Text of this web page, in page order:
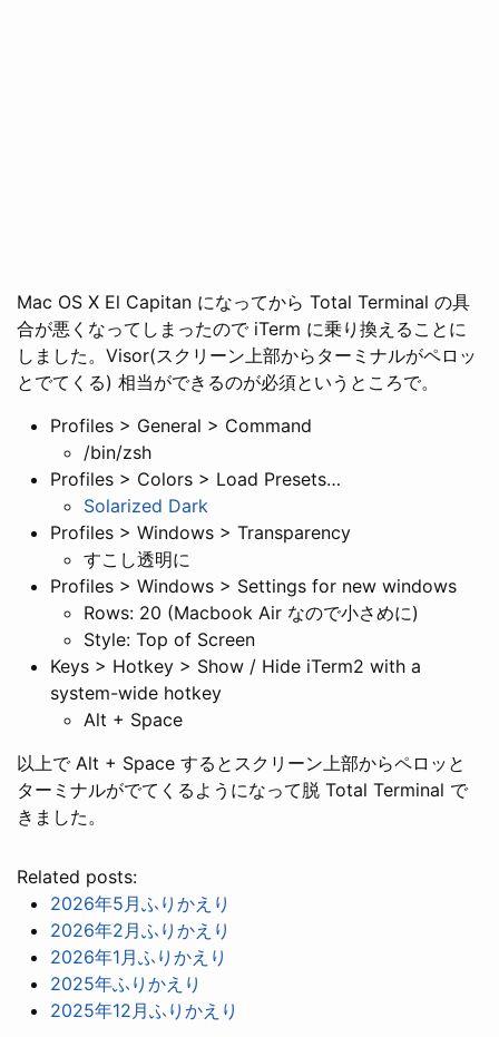
Mac OS X El Capitan になってから Total Terminal の具
合が悪くなってしまったので iTerm に乗り換えることに
しました。Visor(スクリーン上部からターミナルがペロッ
とでてくる) 相当ができるのが必須というところで。
Profiles > General > Command
/bin/zsh
Profiles > Colors > Load Presets…
Solarized Dark
Profiles > Windows > Transparency
すこし透明に
Profiles > Windows > Settings for new windows
Rows: 20 (Macbook Air なので小さめに)
Style: Top of Screen
Keys > Hotkey > Show / Hide iTerm2 with a
system-wide hotkey
Alt + Space
以上で Alt + Space するとスクリーン上部からペロッと
ターミナルがでてくるようになって脱 Total Terminal で
きました。
Related posts:
2026年5月ふりかえり
2026年2月ふりかえり
2026年1月ふりかえり
2025年ふりかえり
2025年12月ふりかえり